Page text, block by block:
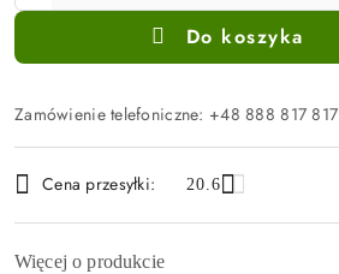
Do koszyka
Zamówienie telefoniczne: +48 888 817 817
Wyślij
i
dostawa
Cena przesyłki: 20.6
Więcej o produkcie